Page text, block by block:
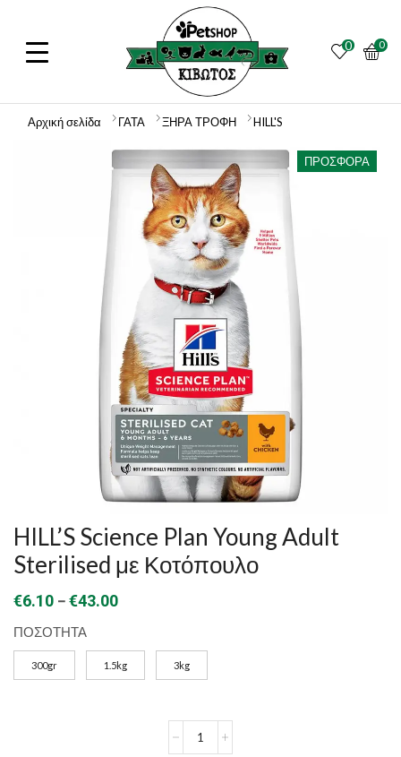
0 0
Αρχική σελίδα ΓΑΤΑ ΞΗΡΑ ΤΡΟΦΗ HILL'S
ΠΡΟΣΦΟΡΆ
HILL’S Science Plan Young Adult
Sterilised με Κοτόπουλο
€6.10 –€43.00Price
€6.10
through
ΠΟΣΟΤΗΤΑ
300gr 1.5kg 3kg
Science